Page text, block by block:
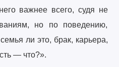
важнее всего, судя не
но по поведению,
ли это, брак, карьера,
— что?».